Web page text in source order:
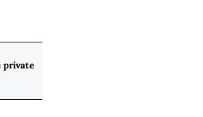
private